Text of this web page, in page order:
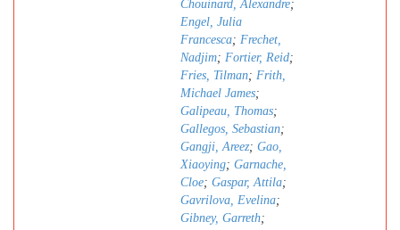
Chouinard, Alexandre;
Engel, Julia
Francesca; Frechet,
Nadjim; Fortier, Reid;
Fries, Tilman; Frith,
Michael James;
Galipeau, Thomas;
Gallegos, Sebastian;
Gangji, Areez; Gao,
Xiaoying; Garnache,
Cloe; Gaspar, Attila;
Gavrilova, Evelina;
Gibney, Garreth;